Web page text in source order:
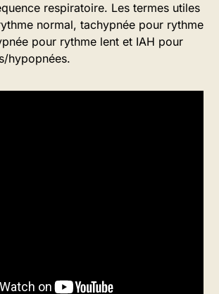
respiratoire. Les termes utiles
normal, tachypnée pour rythme
pour rythme lent et IAH pour
hypopnées.